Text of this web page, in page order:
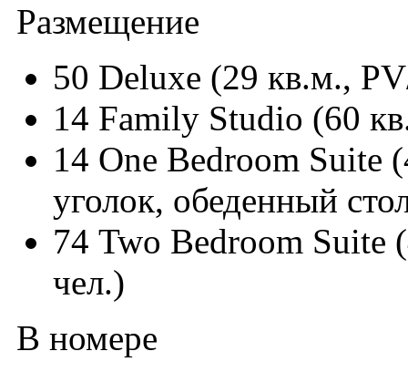
Размещение
50 Deluxe (29 кв.м.,
14 Family Studio (60
14 One Bedroom Suite
уголок, обеденный
74 Two Bedroom Suite
чел.)
В номере